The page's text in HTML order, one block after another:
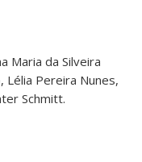
Maria da Silveira
Lélia Pereira Nunes,
Schmitt.